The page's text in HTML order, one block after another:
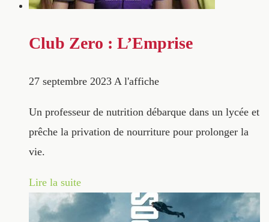
Club Zero : L’Emprise
27 septembre 2023 A l'affiche
Un professeur de nutrition débarque dans un lycée et
prêche la privation de nourriture pour prolonger la
vie.
Lire la suite